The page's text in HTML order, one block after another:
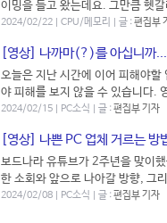
이밍을 들고 왔는데요. 그만큼 헷
2024/02/22 | CPU/메모리 | 글 :편집부
[영상] 나까마(?)를 아십니까
오늘은 지난 시간에 이어 피해야
야 피해를 보지 않을 수 있습니다.
2024/02/15 | PC소식 | 글 :편집부 기자
[영상] 나쁜 PC 업체 거르는
보드나라 유튜브가 2주년을 맞이
한 소회와 앞으로 나아갈 방향, 그
2024/02/08 | PC소식 | 글 :편집부 기자